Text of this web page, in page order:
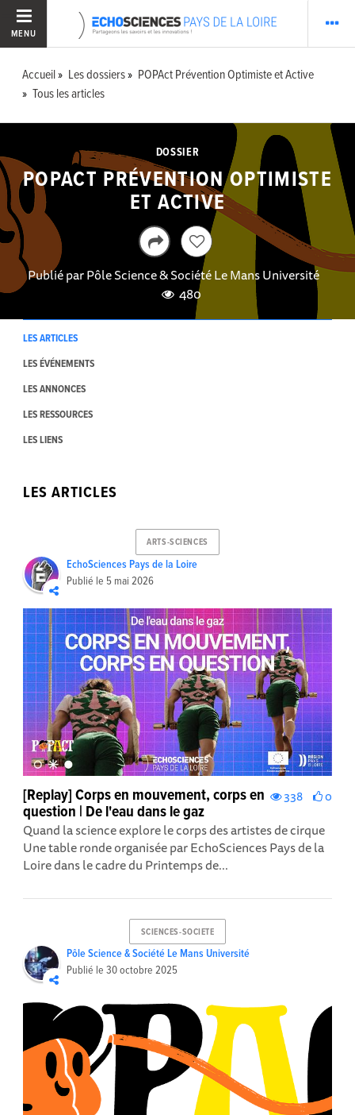
MENU
Accueil Les dossiers
POPAct Prévention Optimiste et Active
Tous les articles
DOSSIER
POPACT PRÉVENTION OPTIMISTE
ET ACTIVE
Publié parPôle Science & Société Le Mans Université
480
LES ARTICLES
LES ÉVÉNEMENTS
LES ANNONCES
LES RESSOURCES
LES LIENS
LES ARTICLES
ARTS-SCIENCES
EchoSciences Pays de la Loire
Publié le 5 mai 2026
338 0
[Replay] Corps en mouvement, corps en
question | De l'eau dans le gaz
Quand la science explore le corps des artistes de cirque
Une table ronde organisée par EchoSciences Pays de la
Loire dans le cadre du Printemps de...
SCIENCES-SOCIETE
Pôle Science & Société Le Mans Université
Publié le 30 octobre 2025